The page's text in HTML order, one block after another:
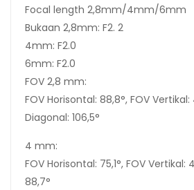
Focal length 2,8mm/4mm/6mm
Bukaan 2,8mm: F2. 2
4mm: F2.0
6mm: F2.0
FOV 2,8 mm:
FOV Horisontal: 88,8°, FOV Vertikal:
Diagonal: 106,5°
4 mm:
FOV Horisontal: 75,1°, FOV Vertikal:
88,7°